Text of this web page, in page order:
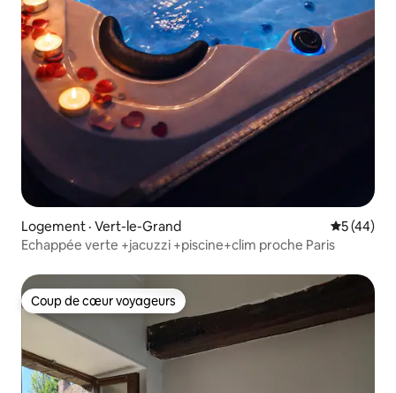
Logement · Vert-le-Grand Note
5 (44)
Echappée verte +jacuzzi +piscine+clim proche Paris
Coup de cœur voyageurs
Coup de cœur voyageurs